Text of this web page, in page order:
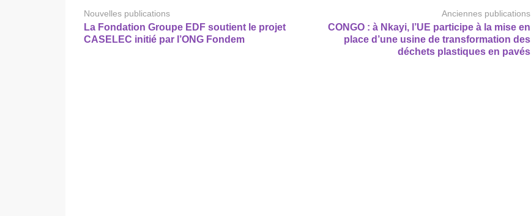
Nouvelles publications
La Fondation Groupe EDF soutient le projet
CASELEC initié par l’ONG Fondem
Anciennes publications
CONGO : à Nkayi, l’UE participe à la mise en
place d’une usine de transformation des
déchets plastiques en pavés